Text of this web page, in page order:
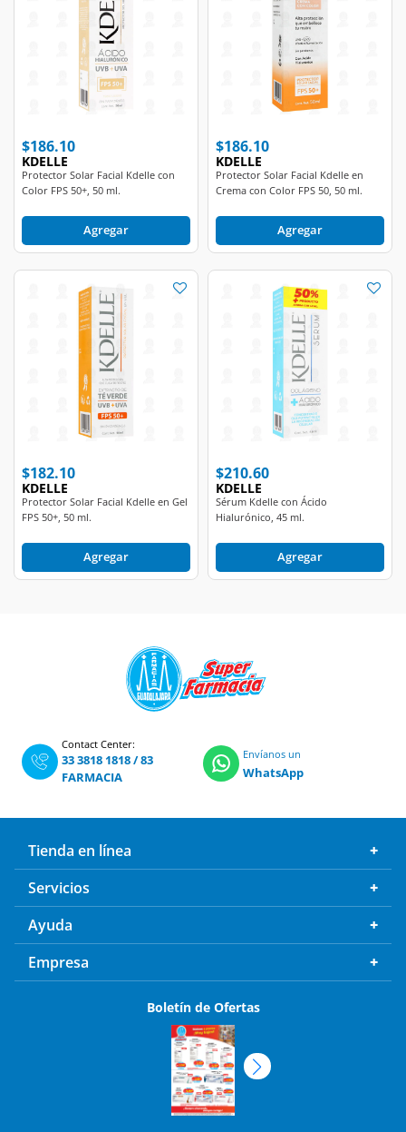
$186.10
KDELLE
Protector Solar Facial Kdelle con
Color FPS 50+, 50 ml.
Agregar
$186.10
KDELLE
Protector Solar Facial Kdelle en
Crema con Color FPS 50, 50 ml.
Agregar
$182.10
KDELLE
Protector Solar Facial Kdelle en Gel
FPS 50+, 50 ml.
Agregar
$210.60
KDELLE
Sérum Kdelle con Ácido
Hialurónico, 45 ml.
Agregar
Contact Center:
33 3818 1818/83
FARMACIA
Envíanos un
WhatsApp
Tienda en línea
Servicios
Ayuda
Empresa
Boletín de Ofertas